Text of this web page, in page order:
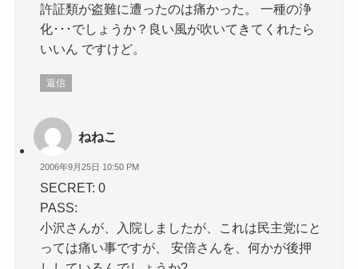
許証類が盗難に遭ったのは痛かった。 一種の浄
化･･･でしょうか？良い風が吹いてきてくれたら
いいん ですけど。
返信
ねねこ
2006年9月25日 10:50 PM
SECRET: 0
PASS:
小沢さんが、入院しましたが、これは民主党にと
っては痛い事ですが、 安倍さんを、何かが後押